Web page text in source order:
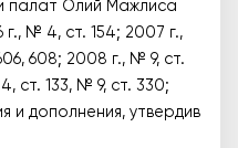
палат Олий Мажлиса
г., № 4, ст. 154; 2007 г.,
608; 2008 г., № 9, ст.
ст. 133, № 9, ст. 330;
и дополнения, утвердив